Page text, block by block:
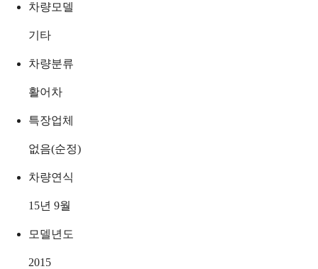
차량모델
기타
차량분류
활어차
특장업체
없음(순정)
차량연식
15년 9월
모델년도
2015